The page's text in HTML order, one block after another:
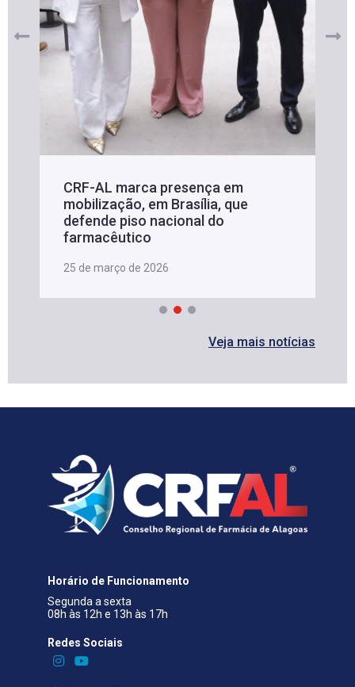
CRF-AL marca presença em
mobilização, em Brasília, que
defende piso nacional do
farmacêutico
25 de março de 2026
Veja mais notícias
Horário de Funcionamento
Segunda a sexta
08h às 12h e 13h às 17h
Redes Sociais​